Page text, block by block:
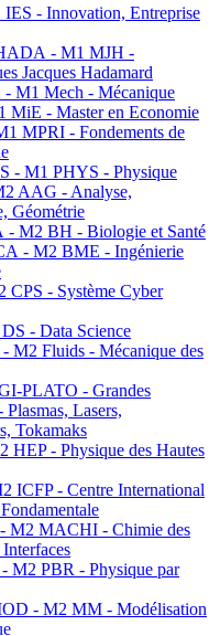
- Innovation, Entreprise
- M1 MJH -
Jacques Hadamard
M1 Mech - Mécanique
MiE - Master en Economie
MPRI - Fondements de
- M1 PHYS - Physique
AAG - Analyse,
Géométrie
M2 BH - Biologie et Santé
- M2 BME - Ingénierie
CPS - Système Cyber
- Data Science
M2 Fluids - Mécanique des
PLATO - Grandes
Lasers,
Tokamaks
HEP - Physique des Hautes
ICFP - Centre International
M2 MACHI - Chimie des
M2 PBR - Physique par
- M2 MM - Modélisation